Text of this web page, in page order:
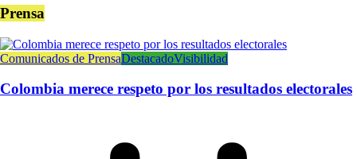
Prensa
Comunicados de PrensaDestacadoVisibilidad
Colombia merece respeto por los resultados electorales